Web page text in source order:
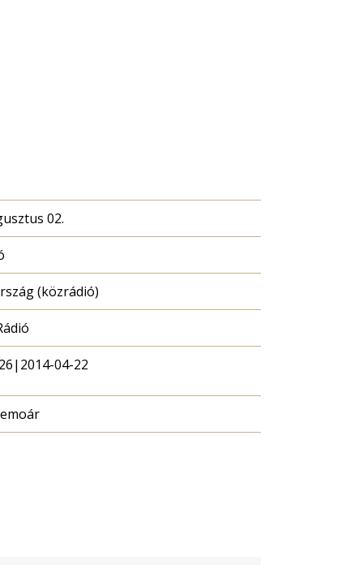
02.
(közrádió)
04-22